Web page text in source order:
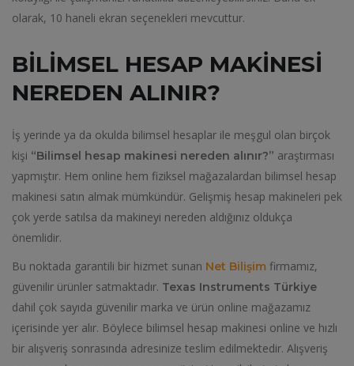
olarak, 10 haneli ekran seçenekleri mevcuttur.
BILIMSEL HESAP MAKINESI
NEREDEN ALINIR?
İş yerinde ya da okulda bilimsel hesaplar ile meşgul olan birçok
kişi “Bilimsel hesap makinesi nereden alınır?” araştırması
yapmıştır. Hem online hem fiziksel mağazalardan bilimsel hesap
makinesi satın almak mümkündür. Gelişmiş hesap makineleri pek
çok yerde satılsa da makineyi nereden aldığınız oldukça
önemlidir.
Bu noktada garantili bir hizmet sunan Net Bilişim firmamız,
güvenilir ürünler satmaktadır. Texas Instruments Türkiye
dahil çok sayıda güvenilir marka ve ürün online mağazamız
içerisinde yer alır. Böylece bilimsel hesap makinesi online ve hızlı
bir alışveriş sonrasında adresinize teslim edilmektedir. Alışveriş